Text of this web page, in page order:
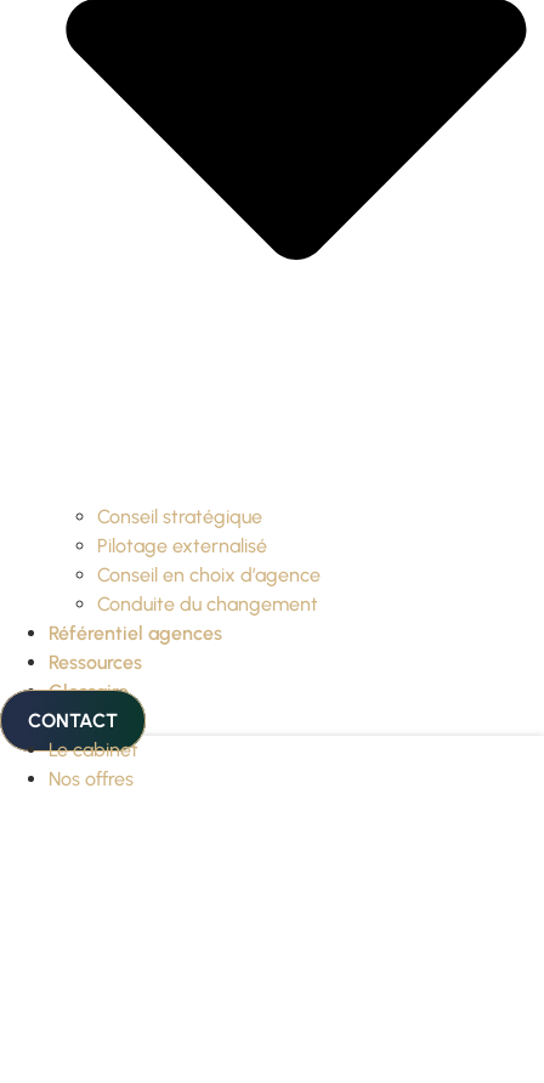
Conseil stratégique
Pilotage externalisé
Conseil en choix d’agence
Conduite du changement
Référentiel agences
Ressources
Glossaire
CONTACT
Le cabinet
Nos offres